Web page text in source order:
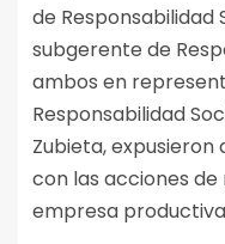
de Responsabilidad
subgerente de
ambos en
Responsabilidad
Zubieta, expusieron
con las acciones
empresa